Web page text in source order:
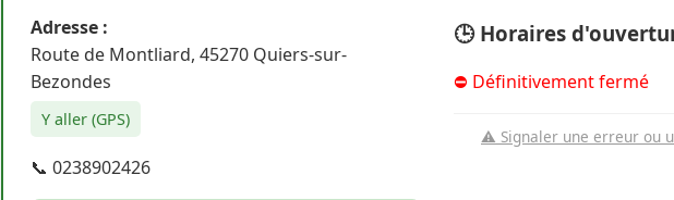
Adresse :
Route de Montliard, 45270 Quiers-sur-
Bezondes
Y aller (GPS)
📞 0238902426
🕒 Horaires
⛔ Définitivement fermé
⚠️ Signaler une erreur ou